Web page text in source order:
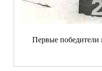
Первые